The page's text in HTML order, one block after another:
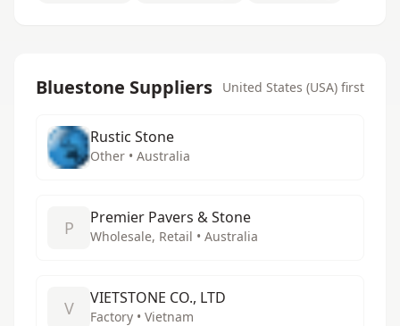
Bluestone Suppliers United States (USA) first
Rustic Stone
Other • Australia
P Premier Pavers & Stone
Wholesale, Retail • Australia
V VIETSTONE CO., LTD
Factory • Vietnam